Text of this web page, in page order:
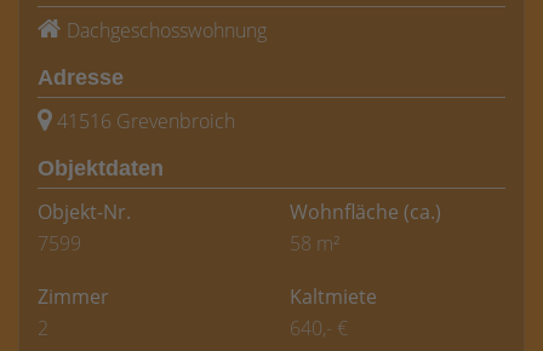
Dachgeschosswohnung
Adresse
41516 Grevenbroich
Objektdaten
Objekt-Nr.
7599
Wohnfläche (ca.)
58 m²
Zimmer
2
Kaltmiete
640,- €